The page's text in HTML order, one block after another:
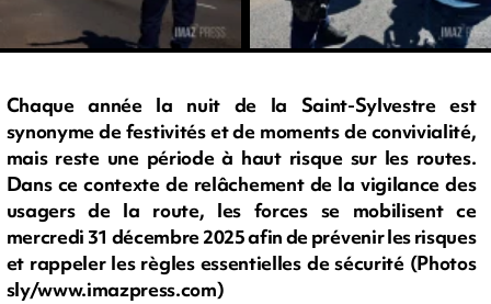
Chaque année la nuit de la Saint-Sylvestre est
synonyme de festivités et de moments de convivialité,
mais reste une période à haut risque sur les routes.
Dans ce contexte de relâchement de la vigilance des
usagers de la route, les forces se mobilisent ce
mercredi 31 décembre 2025 afin de prévenir les risques
et rappeler les règles essentielles de sécurité (Photos
sly/www.imazpress.com)